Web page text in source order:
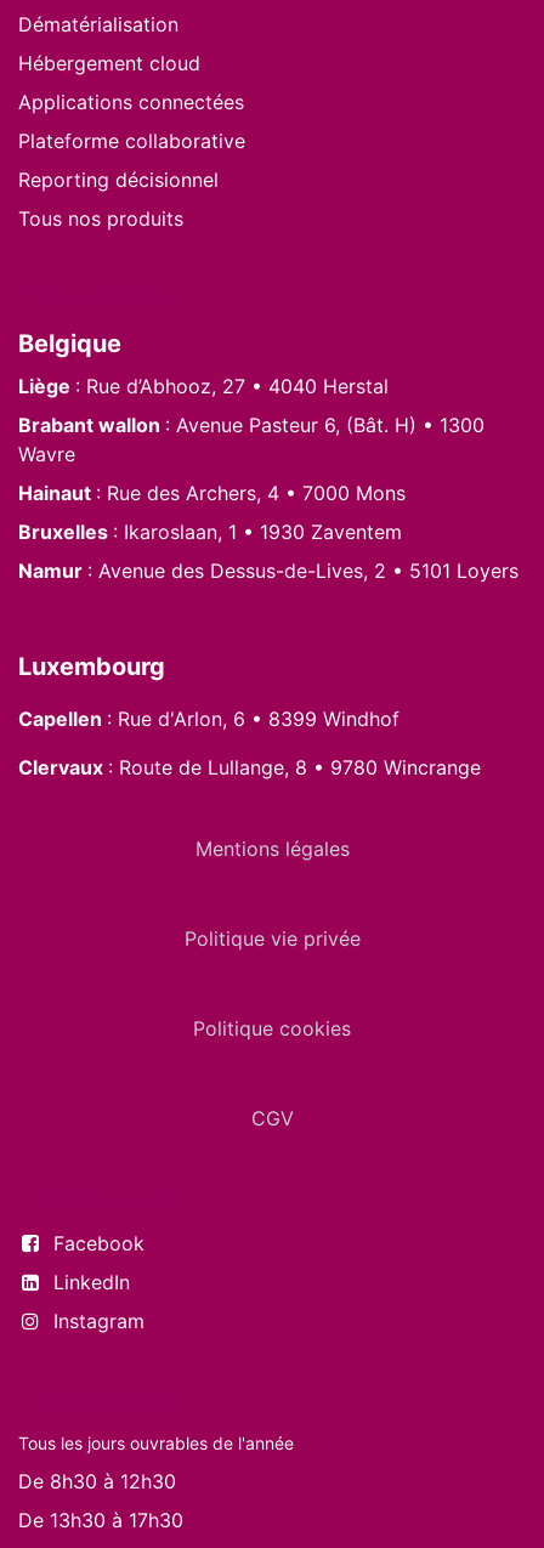
Dématérialisation
Hébergement cloud
Applications connectées
Plateforme collaborative
Reporting décisionnel
Tous nos produits
Belgique
Liège : Rue d’Abhooz, 27 • 4040 Herstal
Brabant wallon : Avenue Pasteur 6, (Bât. H) • 1300
Wavre
Hainaut : Rue des Archers, 4 • 7000 Mons
Bruxelles : Ikaroslaan, 1 • 1930 Zaventem
Namur : Avenue des Dessus-de-Lives, 2 • 5101 Loyers
Luxembourg
Capellen : Rue d'Arlon, 6 • 8399 Windhof
Clervaux : Route de Lullange, 8 • 9780 Wincrange
Mentions légales
Politique vie privée
Politique cookies
CGV
Facebook
LinkedIn
Instagram
Tous les jours ouvrables de l'année
De 8h30 à 12h30
De 13h30 à 17h30